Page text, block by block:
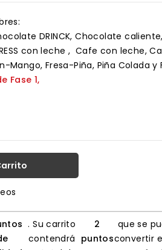
DRINCK, Chocolate
con leche , Cafe con leche,
Fresa-Piña, Piña Colada y
Fase 1,
. Su carrito
contendrá
2
puntos
que se
convertir